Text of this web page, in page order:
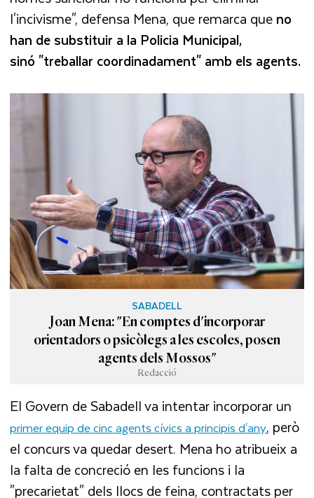
l'incivisme", defensa Mena, que remarca queno
han de substituir a la Policia Municipal,
sinó "treballar coordinadament" amb els agents.
SABADELL
Joan Mena: "En comptes d'incorporar
orientadors o psicòlegs a les escoles, posen
agents dels Mossos"
Redacció
El Govern de Sabadell va intentar incorporar un
primer equip de cinc agents cívics a principis d'any, però
el concurs va quedar desert. Mena ho atribueix a
la falta de concreció en les funcions i la
"precarietat" dels llocs de feina, contractats per